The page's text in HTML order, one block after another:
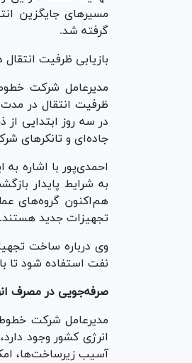
مسیر‌های جایگزین
گرفته شد.
بازیابی ظرفیت انتقال
مدیرعامل شرکت
ظرفیت انتقال در
در سه روز ابتدایی
جاده‌ای و تانکر‌های
احمدی‌پور با اشاره
به شرایط پایدار
هم‌اکنون گروه‌های
تجهیزات جدید هستند.
وی درباره ساخت
نفت استفاده شود تا
صرفه‌جویی در مصرف
مدیرعامل شرکت خطوط
انرژی کشور وجود
آسیب زیرساخت‌ها،